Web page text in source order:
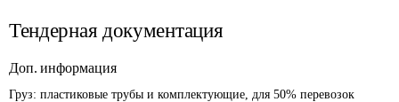
Тендерная документация
Доп. информация
Груз: пластиковые трубы и комплектующие, для 50% перевозок